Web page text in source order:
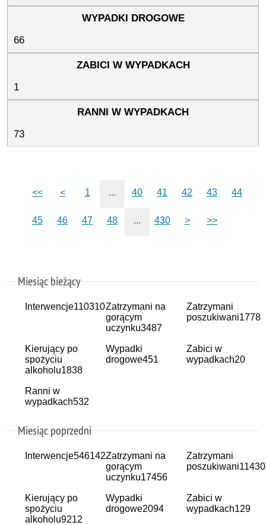
66
1
73
<< < 1 ... 40 41 42 43 44
45 46 47 48 ... 430 > >>
Miesiąc bieżący
Interwencje110310Zatrzymani na
gorącym
uczynku3487
Zatrzymani
poszukiwani1778
Kierujący po
spożyciu
alkoholu1838
Wypadki
drogowe451
Zabici w
wypadkach20
Ranni w
wypadkach532
Miesiąc poprzedni
Interwencje546142Zatrzymani na
gorącym
uczynku17456
Zatrzymani
poszukiwani11430
Kierujący po
spożyciu
alkoholu9212
Wypadki
drogowe2094
Zabici w
wypadkach129